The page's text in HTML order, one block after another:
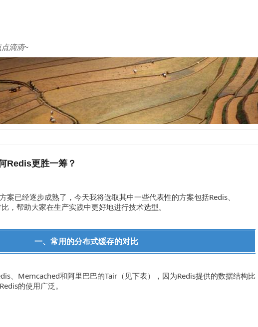
滴滴~
Redis更胜一筹？
案已经逐步成熟了，今天我将选取其中一些代表性的方案包括Redis、
，帮助大家在生产实践中更好地进行技术选型。
一、常用的分布式缓存的对比
、Memcached和阿里巴巴的Tair（见下表），因为Redis提供的数据结构比
的使用广泛。